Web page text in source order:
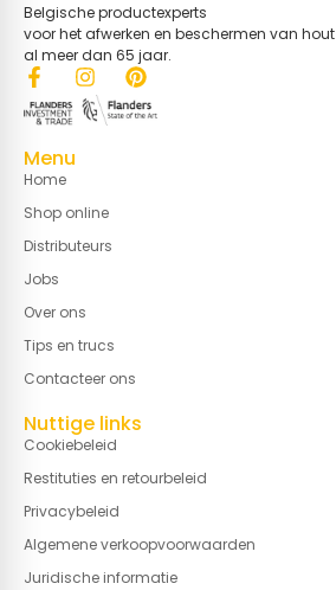
Belgische productexperts
voor het afwerken en beschermen van hout
al meer dan 65 jaar.
Menu
Home
Shop online
Distributeurs
Jobs
Over ons
Tips en trucs
Contacteer ons
Nuttige links
Cookiebeleid
Restituties en retourbeleid
Privacybeleid
Algemene verkoopvoorwaarden
Juridische informatie